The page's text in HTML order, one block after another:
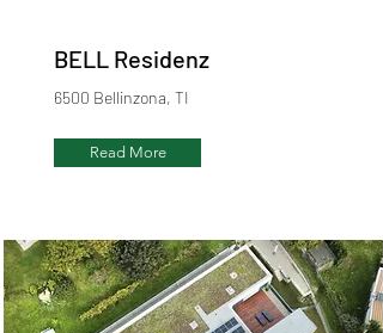
BELL Residenz
6500 Bellinzona, TI
Read More